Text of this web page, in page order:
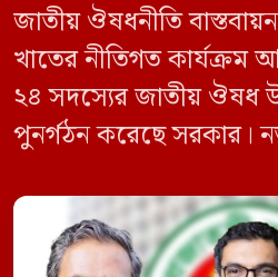
জাতীয় ঔষধনীতি
খাতের নীতিগত কার্যক্রম
২৪ সদস্যের জাতীয় ঔষধ
পুনর্গঠন করেছে সরকার।
কল্যাণমন্ত্রী এবং সদস্য
পরিবার কল্যাণ